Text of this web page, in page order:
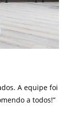
A equipe foi
a todos!”